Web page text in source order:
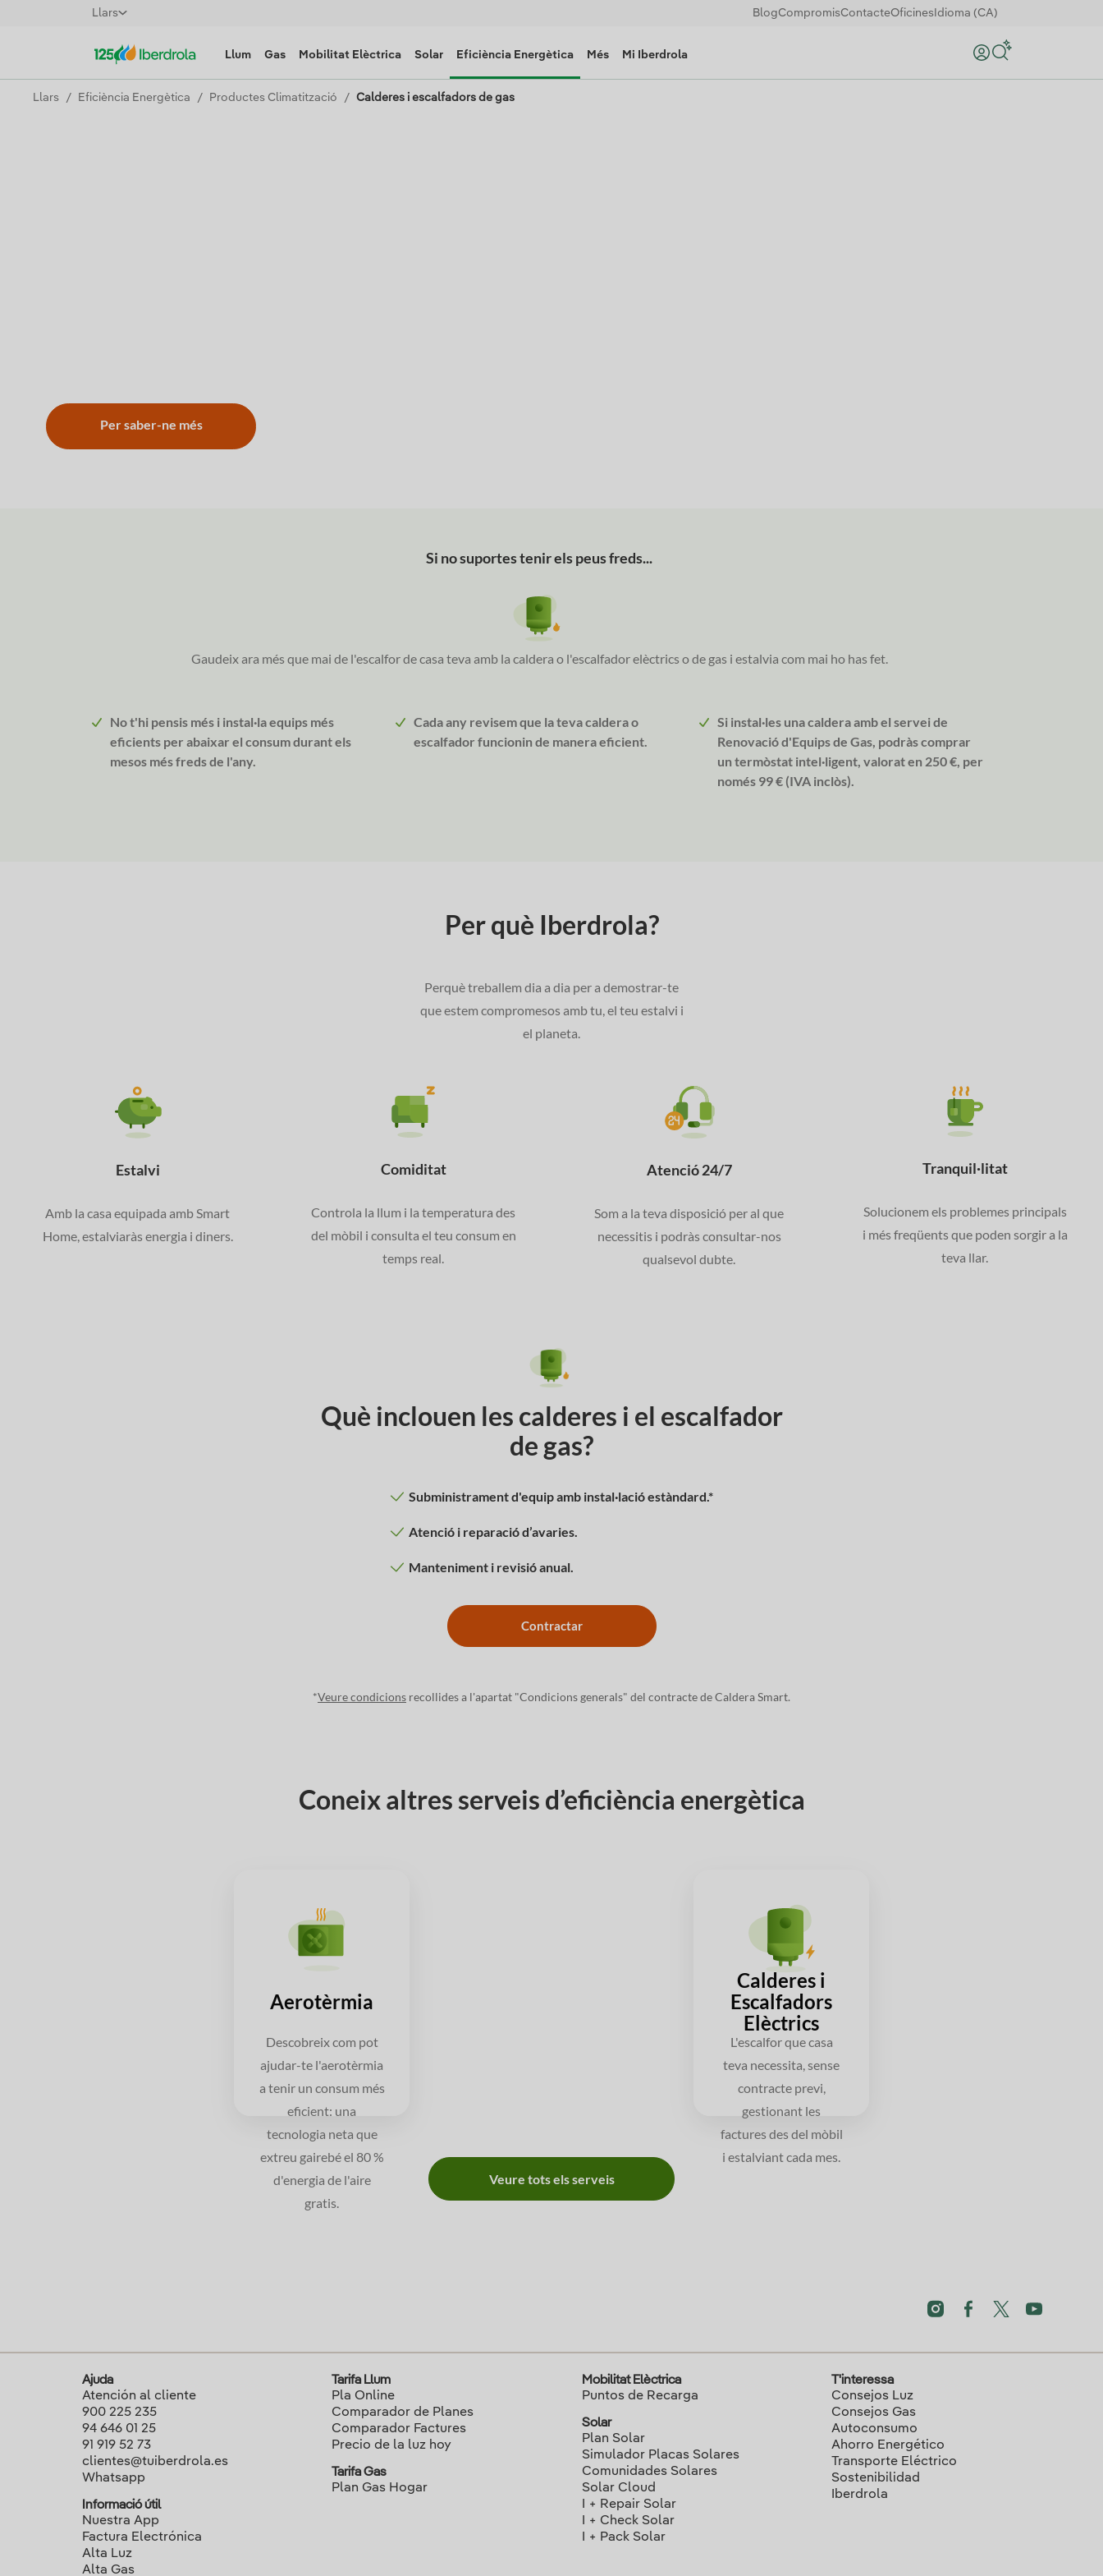
Llars BlogCompromisContacteOficines Idioma (CA)
Llum Gas Mobilitat Elèctrica Solar Eficiència Energètica Més Mi Iberdrola Search
Llars Eficiència Energètica Productes Climatització Calderes i escalfadors de gas
Per saber-ne més
Si no suportes tenir els peus freds...
Gaudeix ara més que mai de l'escalfor de casa teva amb la caldera o l'escalfador elèctrics o de gas i estalvia com mai ho has fet.
No t'hi pensis més i instal·la equips més
eficients per abaixar el consum durant els
mesos més freds de l'any.
Cada any revisem que la teva caldera o
escalfador funcionin de manera eficient.
Si instal·les una caldera amb el servei de
Renovació d'Equips de Gas, podràs comprar
un termòstat intel·ligent, valorat en 250 €, per
només 99 € (IVA inclòs).
Per què Iberdrola?
Perquè treballem dia a dia per a demostrar-te
que estem compromesos amb tu, el teu estalvi i
el planeta.
Estalvi
Amb la casa equipada amb Smart
Home, estalviaràs energia i diners.
Comiditat
Controla la llum i la temperatura des
del mòbil i consulta el teu consum en
temps real.
Atenció 24/7
Som a la teva disposició per al que
necessitis i podràs consultar-nos
qualsevol dubte.
Tranquil·litat
Solucionem els problemes principals
i més freqüents que poden sorgir a la
teva llar.
Què inclouen les calderes i el escalfador
de gas?
Subministrament d'equip amb instal·lació estàndard.*
Atenció i reparació d’avaries.
Manteniment i revisió anual.
Contractar
*Veure condicions recollides a l'apartat "Condicions generals" del contracte de Caldera Smart.
Coneix altres serveis d’eficiència energètica
Aerotèrmia
Descobreix com pot
ajudar-te l'aerotèrmia
a tenir un consum més
eficient: una
tecnologia neta que
extreu gairebé el 80 %
d'energia de l'aire
gratis.
Calderes i
Escalfadors
Elèctrics
L'escalfor que casa
teva necessita, sense
contracte previ,
gestionant les
factures des del mòbil
i estalviant cada mes.
Veure tots els serveis
Ajuda
Atención al cliente
900 225 235
94 646 01 25
91 919 52 73
clientes@tuiberdrola.es
Whatsapp
Informació útil
Nuestra App
Factura Electrónica
Alta Luz
Alta Gas
Tarifa Llum
Pla Online
Comparador de Planes
Comparador Factures
Precio de la luz hoy
Tarifa Gas
Plan Gas Hogar
Mobilitat Elèctrica
Puntos de Recarga
Solar
Plan Solar
Simulador Placas Solares
Comunidades Solares
Solar Cloud
I + Repair Solar
I + Check Solar
I + Pack Solar
T'interessa
Consejos Luz
Consejos Gas
Autoconsumo
Ahorro Energético
Transporte Eléctrico
Sostenibilidad
Iberdrola